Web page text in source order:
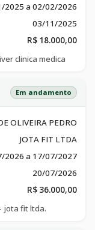
2025 a 02/02/2026
03/11/2025
R$ 18.000,00
clinica medica
Em andamento
OLIVEIRA PEDRO
JOTA FIT LTDA
2026 a 17/07/2027
20/07/2026
R$ 36.000,00
jota fit ltda.